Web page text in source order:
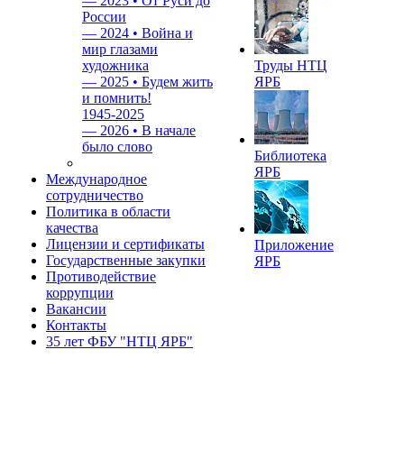
России
— 2024 • Война и
мир глазами
художника
— 2025 • Будем жить
и помнить!
1945-2025
— 2026 • В начале
было слово
Международное
сотрудничество
Политика в области
качества
Лицензии и сертификаты
Государственные закупки
Противодействие
коррупции
Вакансии
Контакты
35 лет ФБУ "НТЦ ЯРБ"
Труды НТЦ
ЯРБ
Библиотека
ЯРБ
Приложение
ЯРБ